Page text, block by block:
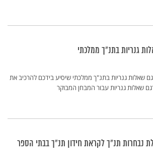
גנריות בתנ"ך ממלכתי
שאלות גנריות בתנ"ך ממלכתי שיסיע בידכם להרכיב את
שאלות גנריות עבור המבחן המבוקר
נבחרות תנ"ך לקראת חידון תנ"ך בבתי הספר